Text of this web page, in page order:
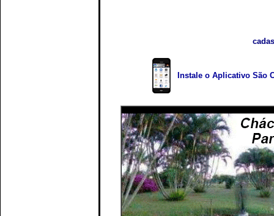
Instale o Aplicativo São